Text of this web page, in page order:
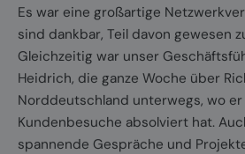
Es war eine großartige
sind dankbar, Teil davon gewesen
Gleichzeitig war unser
Heidrich, die ganze Woche über
Norddeutschland unterwegs, wo
Kundenbesuche absolviert hat.
spannende Gespräche und